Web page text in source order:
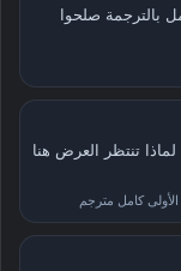
بالترجمة صلحوا
تنتظر العرض هنا